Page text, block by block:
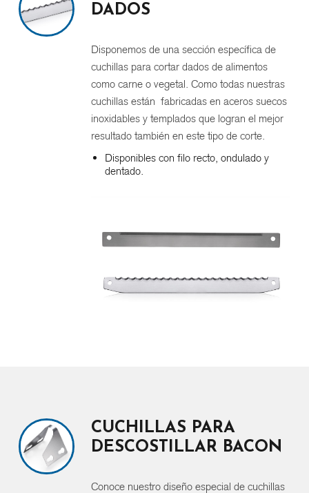
DADOS
Disponemos de una sección específica de
cuchillas para cortar dados de alimentos
como carne o vegetal. Como todas nuestras
cuchillas están fabricadas en aceros suecos
inoxidables y templados que logran el mejor
resultado también en este tipo de corte.
Disponibles con filo recto, ondulado y
dentado.
CUCHILLAS PARA
DESCOSTILLAR BACON
Conoce nuestro diseño especial de cuchillas